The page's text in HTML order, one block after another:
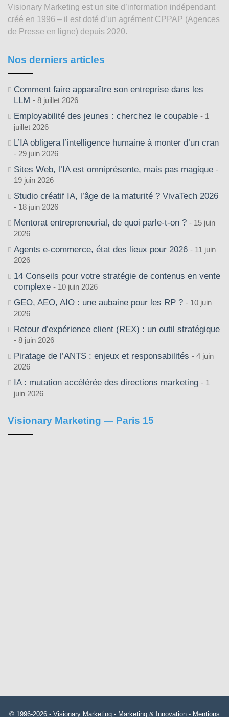
2003
Visionary Marketing est un site d’information indépendant
créé en 1996 – il est doté d’un agrément CPPAP (Agences
de Presse en ligne) depuis 2020.
Nos derniers articles
Comment faire apparaître son entreprise dans les
LLM
8 juillet 2026
Employabilité des jeunes : cherchez le coupable
1
juillet 2026
L’IA obligera l’intelligence humaine à monter d’un cran
29 juin 2026
Sites Web, l’IA est omniprésente, mais pas magique
19 juin 2026
Studio créatif IA, l’âge de la maturité ? VivaTech 2026
18 juin 2026
Mentorat entrepreneurial, de quoi parle-t-on ?
15 juin
2026
Agents e-commerce, état des lieux pour 2026
11 juin
2026
14 Conseils pour votre stratégie de contenus en vente
complexe
10 juin 2026
GEO, AEO, AIO : une aubaine pour les RP ?
10 juin
2026
Retour d’expérience client (REX) : un outil stratégique
8 juin 2026
Piratage de l’ANTS : enjeux et responsabilités
4 juin
2026
IA : mutation accélérée des directions marketing
1
juin 2026
Visionary Marketing — Paris 15
© 1996-2026 - Visionary Marketing - Marketing & Innovation - Mentions